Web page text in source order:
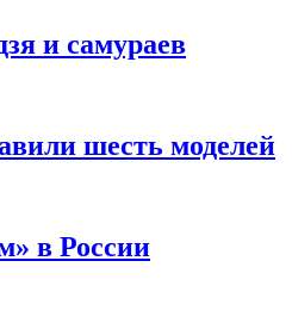
и самураев
шесть моделей
в России